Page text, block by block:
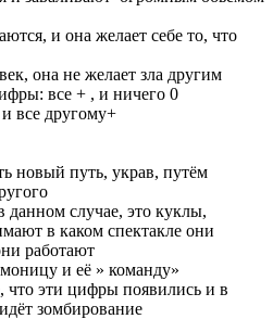
и она желает себе то, что
она не желает зла другим
все + , и ничего 0
все другому+
новый путь, украв, путём
случае, это куклы,
в каком спектакле они
работают
и её » команду»
что эти цифры появились и в
зомбирование